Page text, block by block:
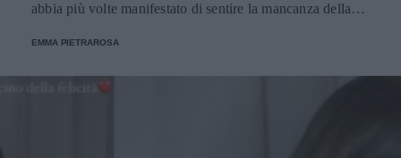
abbia più volte manifestato di sentire la mancanza della
EMMA PIETRAROSA